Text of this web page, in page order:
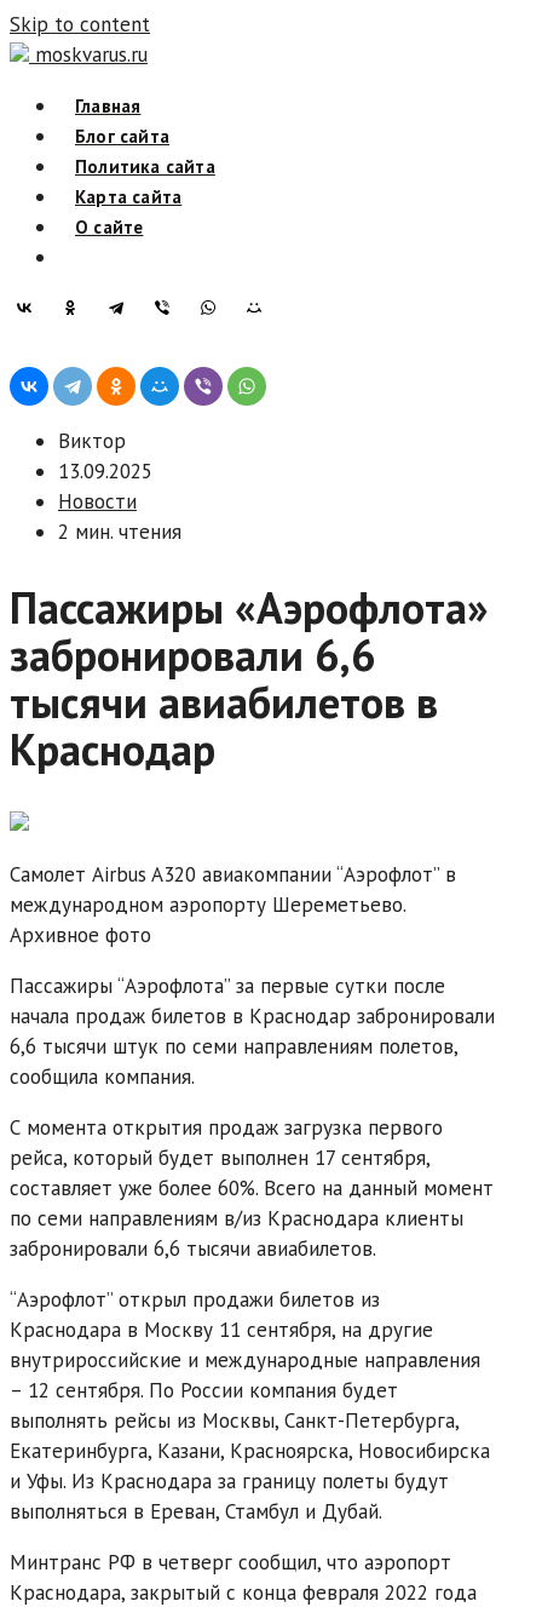
Skip to content
moskvarus.ru
Главная
Блог сайта
Политика сайта
Карта сайта
О сайте
Виктор
13.09.2025
Новости
2 мин. чтения
Пассажиры «Аэрофлота»
забронировали 6,6
тысячи авиабилетов в
Краснодар
Самолет Airbus A320 авиакомпании “Аэрофлот” в
международном аэропорту Шереметьево.
Архивное фото
Пассажиры “Аэрофлота” за первые сутки после
начала продаж билетов в Краснодар забронировали
6,6 тысячи штук по семи направлениям полетов,
сообщила компания.
С момента открытия продаж загрузка первого
рейса, который будет выполнен 17 сентября,
составляет уже более 60%. Всего на данный момент
по семи направлениям в/из Краснодара клиенты
забронировали 6,6 тысячи авиабилетов.
“Аэрофлот” открыл продажи билетов из
Краснодара в Москву 11 сентября, на другие
внутрироссийские и международные направления
– 12 сентября. По России компания будет
выполнять рейсы из Москвы, Санкт-Петербурга,
Екатеринбурга, Казани, Красноярска, Новосибирска
и Уфы. Из Краснодара за границу полеты будут
выполняться в Ереван, Стамбул и Дубай.
Минтранс РФ в четверг сообщил, что аэропорт
Краснодара, закрытый с конца февраля 2022 года